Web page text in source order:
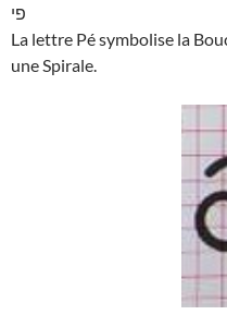
פי
La lettre Pé symbolise la
une Spirale.